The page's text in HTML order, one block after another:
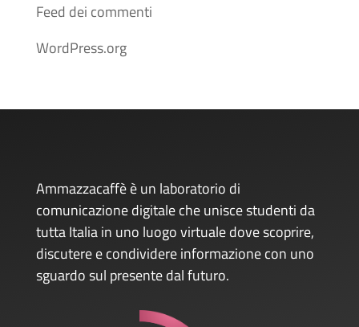
Feed dei commenti
WordPress.org
Ammazzacaffè è un laboratorio di
comunicazione digitale che unisce studenti da
tutta Italia in uno luogo virtuale dove scoprire,
discutere e condividere informazione con uno
sguardo sul presente dal futuro.